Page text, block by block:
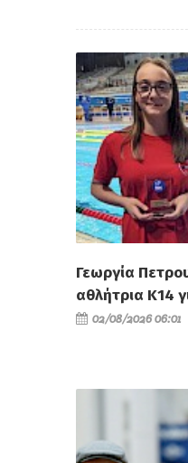
Γεωργία
αθλήτρια Κ14
02/08/2026 06:01